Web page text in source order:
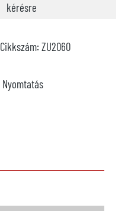
kérésre
Cikkszám: ZU2060
Nyomtatás